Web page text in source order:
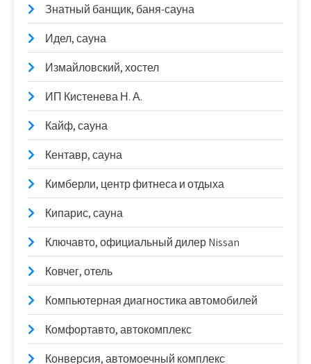
Знатный банщик, баня-сауна
Идел, сауна
Измайловский, хостел
ИП Кистенева Н. А.
Кайф, сауна
Кентавр, сауна
Кимберли, центр фитнеса и отдыха
Кипарис, сауна
Ключавто, официальный дилер Nissan
Ковчег, отель
Компьютерная диагностика автомобилей
Комфортавто, автокомплекс
Конверсия, автомоечный комплекс